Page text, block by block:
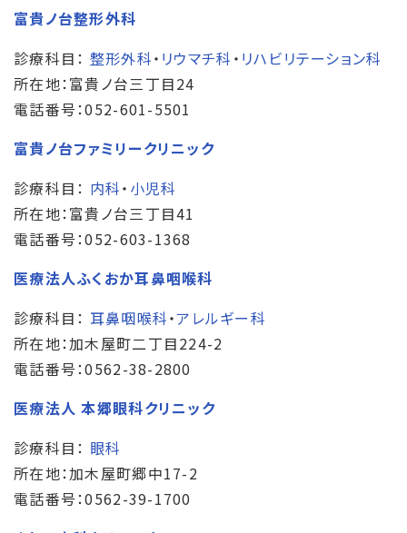
富貴ノ台整形外科
診療科目： 整形外科・ リウマチ科 ・ リハビリテーション科
所在地：富貴ノ台三丁目24
電話番号：052-601-5501
富貴ノ台ファミリークリニック
診療科目： 内科・ 小児科
所在地：富貴ノ台三丁目41
電話番号：052-603-1368
医療法人ふくおか耳鼻咽喉科
診療科目： 耳鼻咽喉科・アレルギー科
所在地：加木屋町二丁目224-2
電話番号：0562-38-2800
医療法人 本郷眼科クリニック
診療科目： 眼科
所在地：加木屋町郷中17-2
電話番号：0562-39-1700